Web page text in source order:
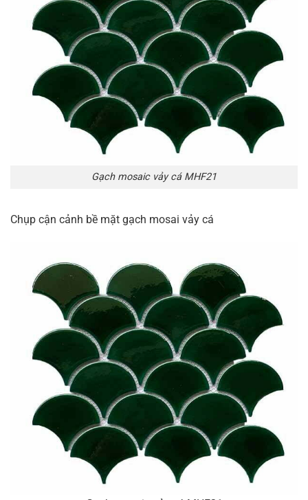
Gạch mosaic vảy cá MHF21
Chụp cận cảnh bề mặt gạch mosai vảy cá